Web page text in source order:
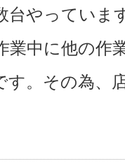
台やっていま
業中に他の作
。その為、